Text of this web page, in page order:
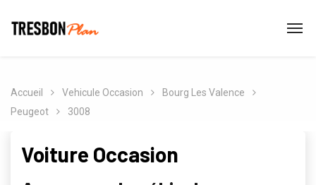
Accueil Vehicule Occasion
Bourg Les Valence
Peugeot
3008
Voiture Occasion